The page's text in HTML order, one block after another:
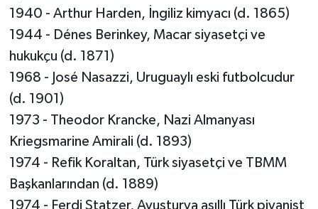
1940 - Arthur Harden, İngiliz kimyacı (d. 1865)
1944 - Dénes Berinkey, Macar siyasetçi ve
hukukçu (d. 1871)
1968 - José Nasazzi, Uruguaylı eski futbolcudur
(d. 1901)
1973 - Theodor Krancke, Nazi Almanyası
Kriegsmarine Amirali (d. 1893)
1974 - Refik Koraltan, Türk siyasetçi ve TBMM
Başkanlarından (d. 1889)
1974 - Ferdi Ştatzer, Avusturya asıllı Türk piyanist